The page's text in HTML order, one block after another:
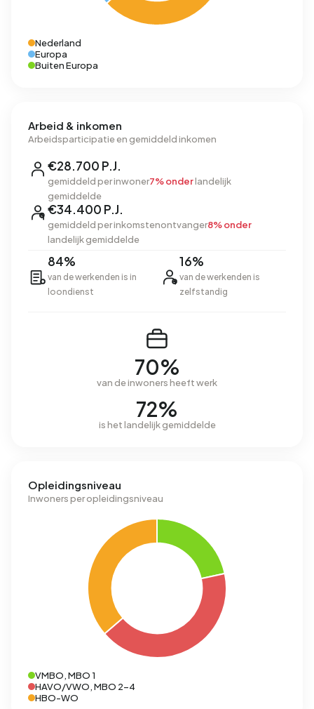
Nederland
Europa
Buiten Europa
Arbeid & inkomen
Arbeidsparticipatie en gemiddeld inkomen
€28.700 P.J.
gemiddeld per inwoner7% onderlandelijk
gemiddelde
€34.400 P.J.
gemiddeld per inkomstenontvanger8% onder
landelijk gemiddelde
84%
van de werkenden is in
loondienst
16%
van de werkenden is
zelfstandig
70%
van de inwoners heeft werk
72%
is het landelijk gemiddelde
Opleidingsniveau
Inwoners per opleidingsniveau
VMBO, MBO 1
HAVO/VWO, MBO 2-4
HBO-WO